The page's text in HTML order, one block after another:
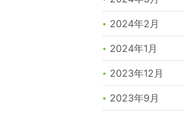
2024年2月
2024年1月
2023年12月
2023年9月